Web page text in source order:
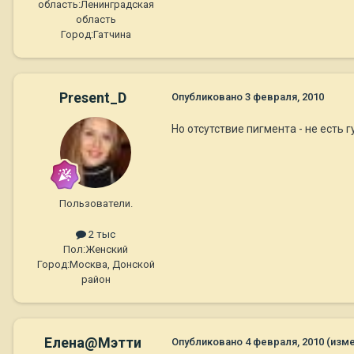
область:Ленинградская
область
Город:Гатчина
Present_D
Пользователи.
2 тыс
Пол:Женский
Город:Москва, Донской
район
Опубликовано 3 февраля, 2010
Но отсутствие пигмента - не есть
Елена@Мэтти Опубликовано 4 февраля, 2010